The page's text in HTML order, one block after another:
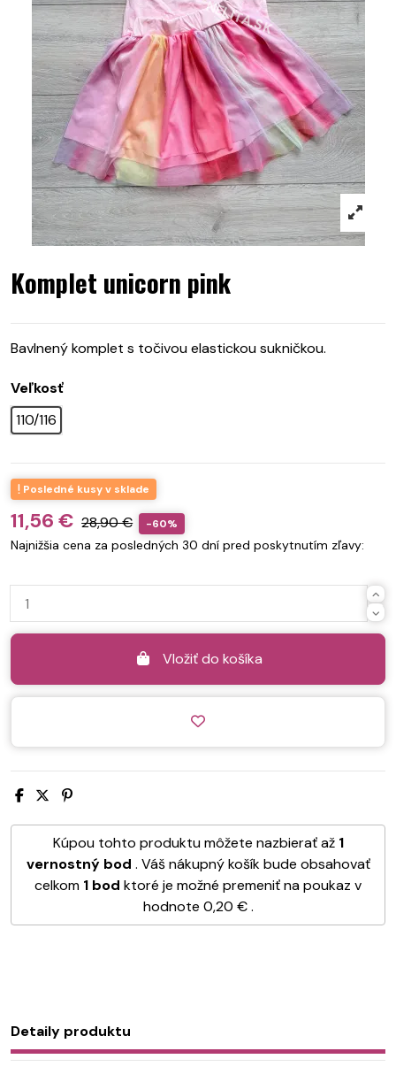
Komplet unicorn pink
Bavlnený komplet s točivou elastickou sukničkou.
Veľkosť
110/116
Posledné kusy v sklade
11,56 € 28,90 € -60%
Najnižšia cena za posledných 30 dní pred poskytnutím zľavy:
Vložiť do košíka
Kúpou tohto produktu môžete nazbierať až 1
vernostný bod . Váš nákupný košík bude obsahovať
celkom 1 bod ktoré je možné premeniť na poukaz v
hodnote 0,20 €.
Detaily produktu